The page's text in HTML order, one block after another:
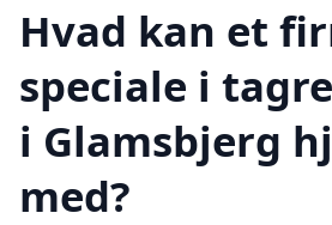
Hvad kan et
speciale i
i Glamsbjerg
med?